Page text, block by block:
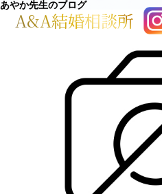
A&A結婚相談所
あやか先生のブログ